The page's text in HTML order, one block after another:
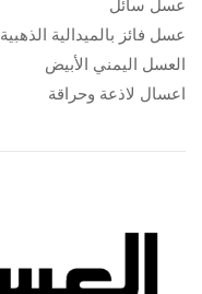
عسل سائل
عسل فائز بالميدالية الذهبية
العسل اليمني الأبيض
اعسال لاذعة وحراقة